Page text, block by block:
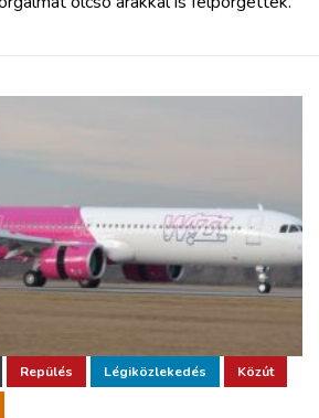
Repülés Légiközlekedés Közút